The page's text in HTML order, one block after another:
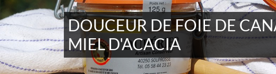
FOIE GRAS DE CANARD
D'ESPELETTE